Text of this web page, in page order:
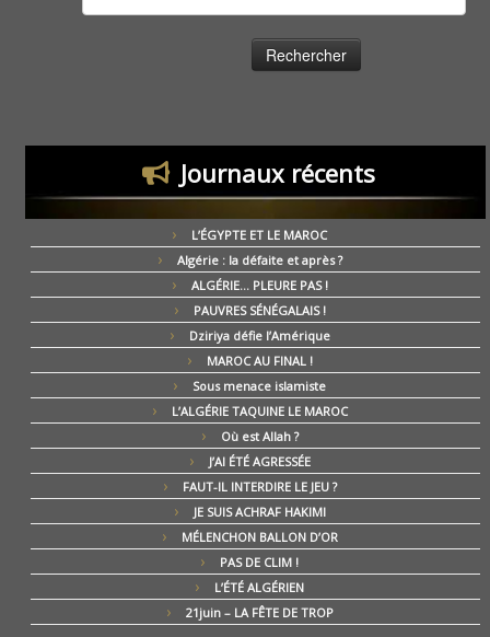
Journaux récents
L’ÉGYPTE ET LE MAROC
Algérie : la défaite et après ?
ALGÉRIE… PLEURE PAS !
PAUVRES SÉNÉGALAIS !
Dziriya défie l’Amérique
MAROC AU FINAL !
Sous menace islamiste
L’ALGÉRIE TAQUINE LE MAROC
Où est Allah ?
J’AI ÉTÉ AGRESSÉE
FAUT-IL INTERDIRE LE JEU ?
JE SUIS ACHRAF HAKIMI
MÉLENCHON BALLON D’OR
PAS DE CLIM !
L’ÉTÉ ALGÉRIEN
21juin – LA FÊTE DE TROP